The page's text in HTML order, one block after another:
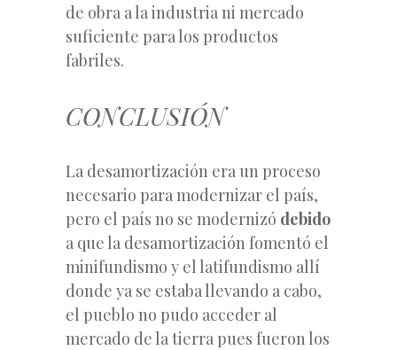
de obra a la industria ni mercado
suficiente para los productos
fabriles.
CONCLUSIÓN
La desamortización era un proceso
necesario para modernizar el país,
pero el país no se modernizó debido
a que la desamortización fomentó el
minifundismo y el latifundismo allí
donde ya se estaba llevando a cabo,
el pueblo no pudo acceder al
mercado de la tierra pues fueron los